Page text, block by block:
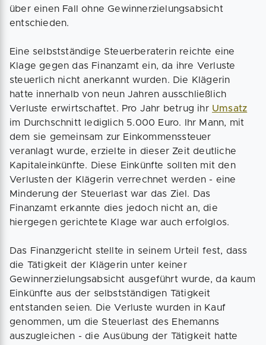
über einen Fall ohne Gewinnerzielungsabsicht
entschieden.
Eine selbstständige Steuerberaterin reichte eine
Klage gegen das Finanzamt ein, da ihre Verluste
steuerlich nicht anerkannt wurden. Die Klägerin
hatte innerhalb von neun Jahren ausschließlich
Verluste erwirtschaftet. Pro Jahr betrug ihr Umsatz
im Durchschnitt lediglich 5.000 Euro. Ihr Mann, mit
dem sie gemeinsam zur Einkommenssteuer
veranlagt wurde, erzielte in dieser Zeit deutliche
Kapitaleinkünfte. Diese Einkünfte sollten mit den
Verlusten der Klägerin verrechnet werden - eine
Minderung der Steuerlast war das Ziel. Das
Finanzamt erkannte dies jedoch nicht an, die
hiergegen gerichtete Klage war auch erfolglos.
Das Finanzgericht stellte in seinem Urteil fest, dass
die Tätigkeit der Klägerin unter keiner
Gewinnerzielungsabsicht ausgeführt wurde, da kaum
Einkünfte aus der selbstständigen Tätigkeit
entstanden seien. Die Verluste wurden in Kauf
genommen, um die Steuerlast des Ehemanns
auszugleichen - die Ausübung der Tätigkeit hatte